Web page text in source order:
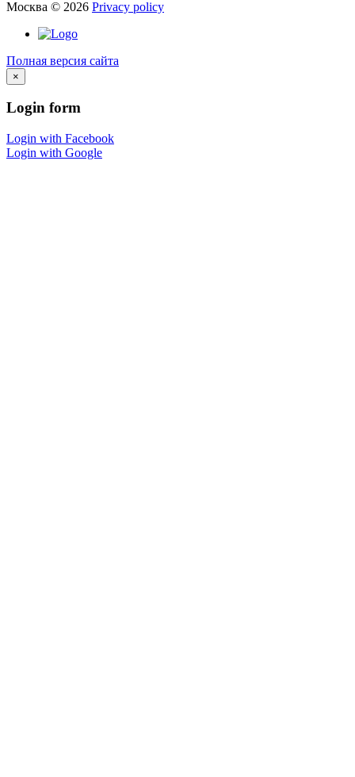
Москва © 2026 Privacy policy
Полная версия сайта
×
Login form
Login with Facebook
Login with Google